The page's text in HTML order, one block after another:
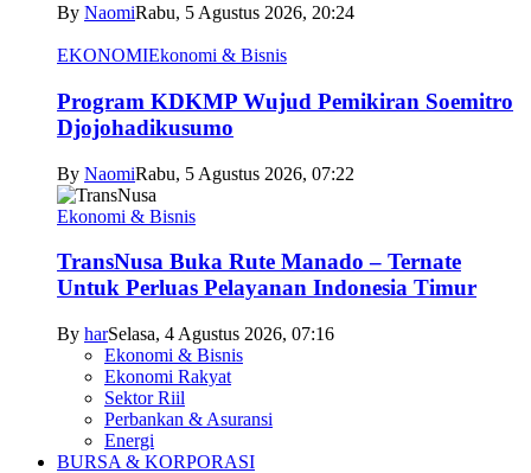
By NaomiRabu, 5 Agustus 2026, 20:24
EKONOMIEkonomi & Bisnis
Program KDKMP Wujud Pemikiran Soemitro
Djojohadikusumo
By NaomiRabu, 5 Agustus 2026, 07:22
Ekonomi & Bisnis
TransNusa Buka Rute Manado – Ternate
Untuk Perluas Pelayanan Indonesia Timur
By harSelasa, 4 Agustus 2026, 07:16
Ekonomi & Bisnis
Ekonomi Rakyat
Sektor Riil
Perbankan & Asuransi
Energi
BURSA & KORPORASI